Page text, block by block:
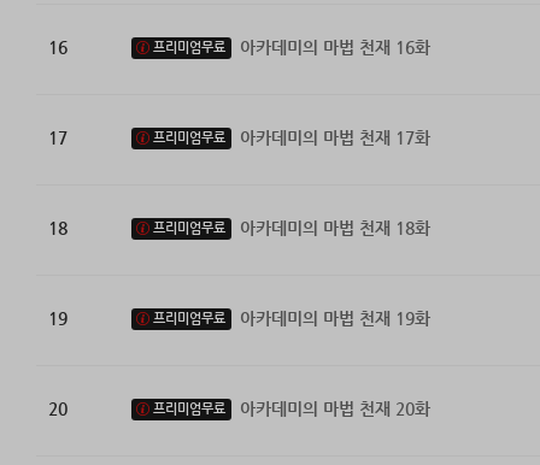
16 프리미엄무료 아카데미의 마법 천재 16화
17 프리미엄무료 아카데미의 마법 천재 17화
18 프리미엄무료 아카데미의 마법 천재 18화
19 프리미엄무료 아카데미의 마법 천재 19화
20 프리미엄무료 아카데미의 마법 천재 20화